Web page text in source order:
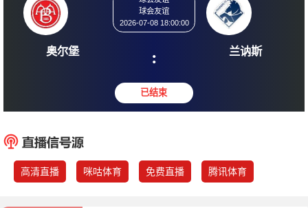
:
高清直播 咪咕体育 免费直播 腾讯体育